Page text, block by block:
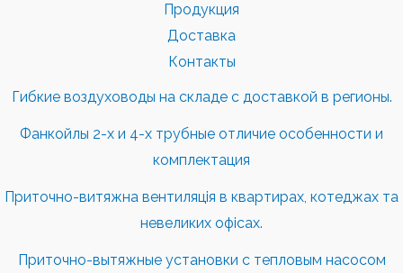
Продукция
Доставка
Контакты
Гибкие воздуховоды на складе с доставкой в регионы.
Фанкойлы 2-х и 4-х трубные отличие особенности и
комплектация
Приточно-витяжна вентиляція в квартирах, котеджах та
невеликих офісах.
Приточно-вытяжные установки с тепловым насосом